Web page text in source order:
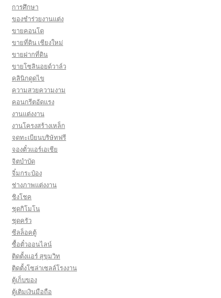
การศึกษา
ของชำร่วยงานแต่ง
ขายคอนโด
ขายที่ดิน เชียงใหม่
ขายฝากที่ดิน
ขายโซลินอยด์วาล์ว
คลินิกดูดไข
ความสวยความงาม
คอนกรีตอัดแรง
งานแต่งงาน
งานโครงสร้างเหล็ก
จดทะเบียนบริษัทฟรี
จองตั๋วแอร์เอเชีย
จิตบำบัด
จิ๋มกระป๋อง
ช่างภาพแต่งงาน
ชิงโชค
ชุดกิโมโน
ชุดครัว
ซีลล็อคตู้
ซื้อตั๋วออนไลน์
ติดตั้งเเอร์ สุขุมวิท
ติดตั้งโซล่าเซลล์โรงงาน
ตู้เก็บของ
ตู้เติมเงินมือถือ